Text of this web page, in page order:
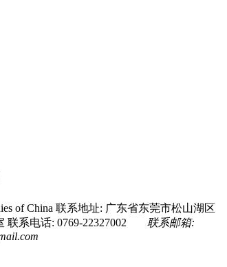
of China 联系地址: 广东省东莞市松山湖区
联系电话: 0769-22327002
联系邮箱: